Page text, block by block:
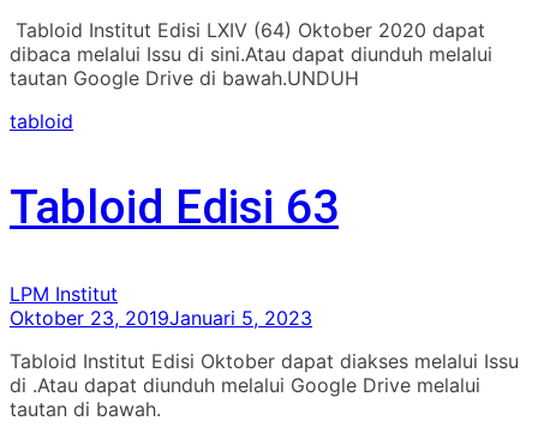
Tabloid Institut Edisi LXIV (64) Oktober 2020 dapat
dibaca melalui Issu di sini.Atau dapat diunduh melalui
tautan Google Drive di bawah.UNDUH
tabloid
Tabloid Edisi 63
LPM Institut
Oktober 23, 2019Januari 5, 2023
Tabloid Institut Edisi Oktober dapat diakses melalui Issu
di .Atau dapat diunduh melalui Google Drive melalui
tautan di bawah.